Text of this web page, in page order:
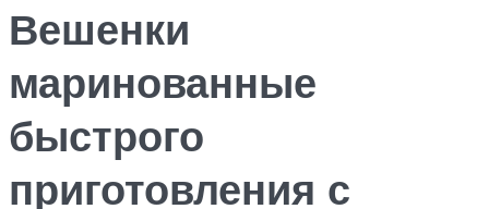
Вешенки
маринованные
быстрого
приготовления с